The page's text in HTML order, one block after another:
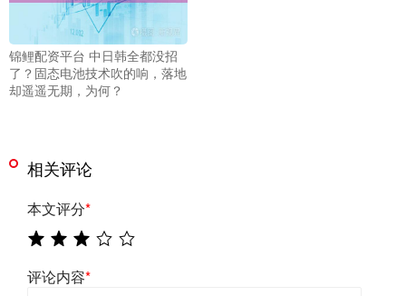
锦鲤配资平台 中日韩全都没招
了？固态电池技术吹的响，落地
却遥遥无期，为何？
相关评论
本文评分*
评论内容*